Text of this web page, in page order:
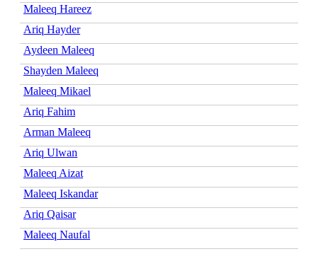
Maleeq Hareez
Ariq Hayder
Aydeen Maleeq
Shayden Maleeq
Maleeq Mikael
Ariq Fahim
Arman Maleeq
Ariq Ulwan
Maleeq Aizat
Maleeq Iskandar
Ariq Qaisar
Maleeq Naufal